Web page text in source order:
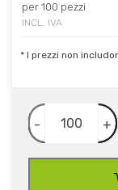
per 100 pezzi
INCL. IVA
* I prezzi non
- +